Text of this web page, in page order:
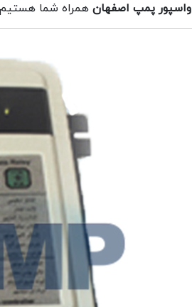
واسپور پمپ اصفهان همراه شما هستیم